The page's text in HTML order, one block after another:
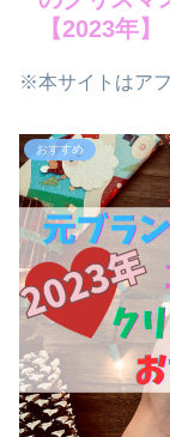
【2023年】
※本サイトはア
おすすめ